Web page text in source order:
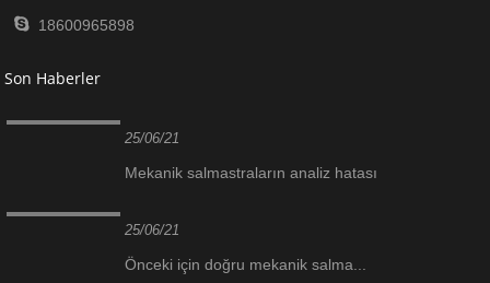
18600965898
Son Haberler
25/06/21
Mekanik salmastraların analiz hatası
25/06/21
Önceki için doğru mekanik salma...